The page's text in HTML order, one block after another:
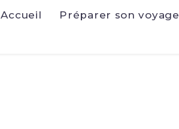
Accueil Préparer son voyage